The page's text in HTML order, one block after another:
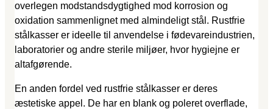
overlegen modstandsdygtighed mod korrosion og
oxidation sammenlignet med almindeligt stål. Rustfrie
stålkasser er ideelle til anvendelse i fødevareindustrien,
laboratorier og andre sterile miljøer, hvor hygiejne er
altafgørende.
En anden fordel ved rustfrie stålkasser er deres
æstetiske appel. De har en blank og poleret overflade,